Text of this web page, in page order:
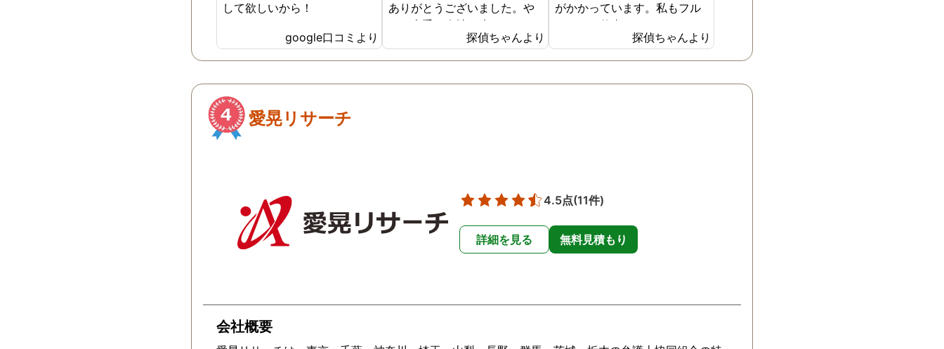
して欲しいから！
google口コミより
ありがとうございました。や
はり大手の会社は違います
探偵ちゃんより
がかかっています。私もフル
タイムで仕事をしているので
尾行するわけにもいかず証拠
集めに苦労していました。 離
ですが、依頼からスピーディ
に仕事をして下さってもやも
やした気持ちが吹き飛びまし
た。 いくら夫と性格の不一致
ないという想いは分かります
探偵ちゃんより
愛晃リサーチ
4.5点(11件)
詳細を見る 無料見積もり
会社概要